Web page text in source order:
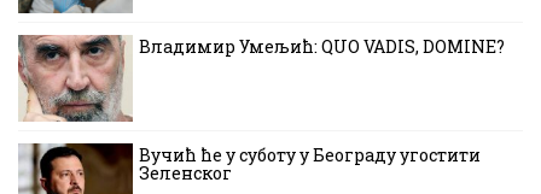
Владимир Умељић: QUO VADIS, DOMINE?
Вучић ће у суботу у Београду угостити
Зеленског